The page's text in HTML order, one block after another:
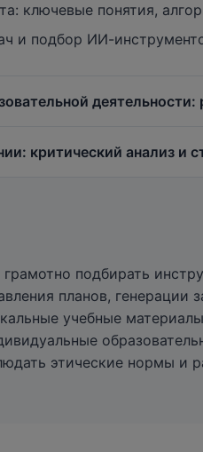
ключевые понятия,
и подбор ИИ-
адаптивных тестов и
критический анализ и
в образовании
использования ИИ в
подбирать
планов,
учебные
этические нормы и